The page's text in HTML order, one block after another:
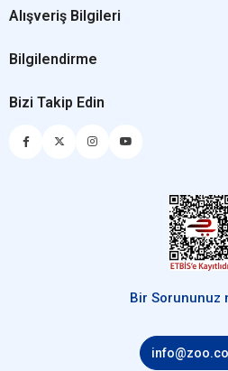
Alışveriş Bilgileri
Bilgilendirme
Bizi Takip Edin
Bir Sorununuz